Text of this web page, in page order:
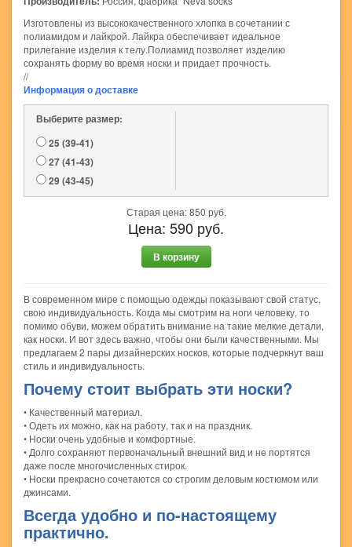
Изготовлены из высококачественного хлопка в сочетании с
полиамидом и лайкрой. Лайкра обеспечивает идеальное
прилегание изделия к телу.Полиамид позволяет изделию
сохранять форму во время носки и придает прочность.
//
Информация о доставке
Выберите размер:
25 (39-41)
27 (41-43)
29 (43-45)
Старая цена:850 руб.
Цена: 590 руб.
В корзину
В современном мире с помощью одежды показывают свой статус,
свою индивидуальность. Когда мы смотрим на ноги человеку, то
помимо обуви, можем обратить внимание на такие мелкие детали,
как носки. И вот здесь важно, чтобы они были качественными. Мы
предлагаем 2 пары дизайнерских носков, которые подчеркнут ваш
стиль и индивидуальность.
Почему стоит выбрать эти носки?
• Качественный материал.
• Одеть их можно, как на работу, так и на праздник.
• Носки очень удобные и комфортные.
• Долго сохраняют первоначальный внешний вид и не портятся
даже после многочисленных стирок.
• Носки прекрасно сочетаются со строгим деловым костюмом или
джинсами.
Всегда удобно и по-настоящему
практично.